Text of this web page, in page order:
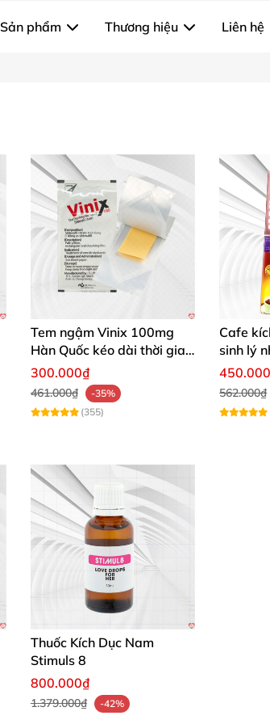
Sản phẩm Thương hiệu Liên hệ
Tem ngậm Vinix 100mg
Hàn Quốc kéo dài thời gian
quan hệ nam giới
300.000₫
461.000₫
-35%
(355)
Cafe
sinh lý
dụng
562.000₫
Thuốc Kích Dục Nam
Stimuls 8
800.000₫
1.379.000₫ -42%